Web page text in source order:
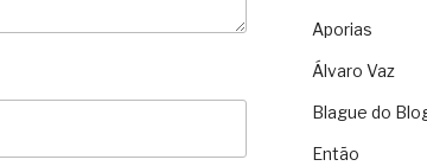
Aporias
Álvaro Vaz
Blague do
Então